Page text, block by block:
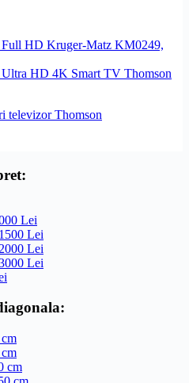
HD Kruger-Matz KM0249,
HD 4K Smart TV Thomson
Lei
Lei
Lei
Lei
cm